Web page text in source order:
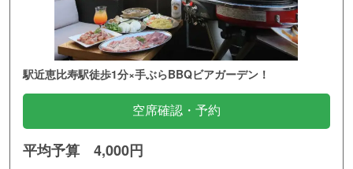
駅近恵比寿駅徒歩1分×手ぶらBBQビアガーデン！
空席確認・予約
平均予算 4,000円